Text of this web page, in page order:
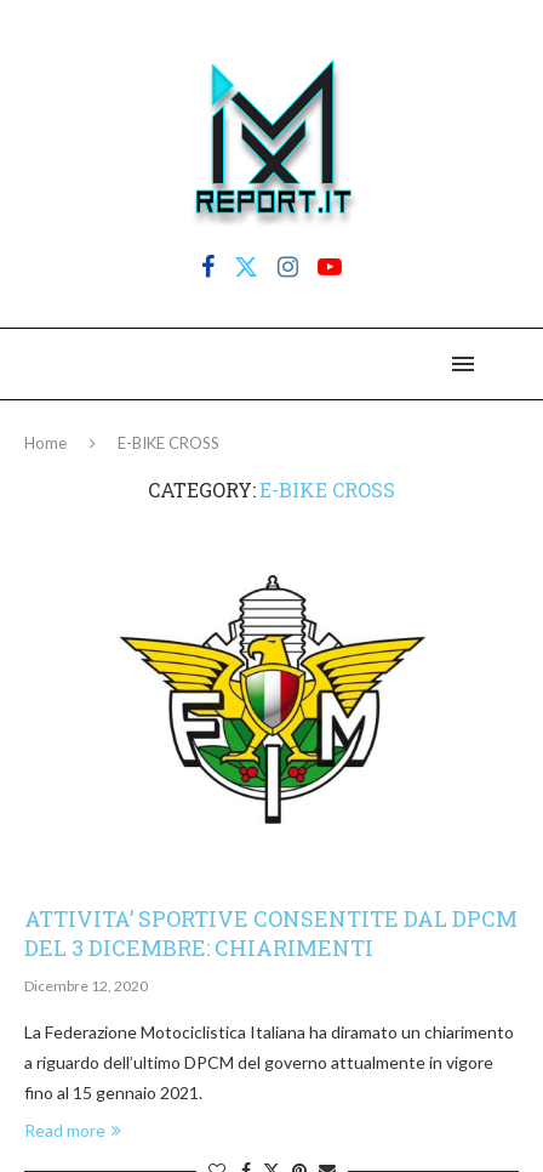
Home E-BIKE CROSS
CATEGORY:E-BIKE CROSS
ATTIVITA’ SPORTIVE CONSENTITE DAL DPCM
DEL 3 DICEMBRE: CHIARIMENTI
Dicembre 12, 2020
La Federazione Motociclistica Italiana ha diramato un chiarimento
a riguardo dell’ultimo DPCM del governo attualmente in vigore
fino al 15 gennaio 2021.
Read more